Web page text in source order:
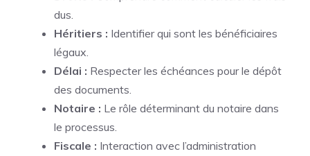
dus.
Héritiers : Identifier qui sont les bénéficiaires
légaux.
Délai : Respecter les échéances pour le dépôt
des documents.
Notaire : Le rôle déterminant du notaire dans
le processus.
Fiscale : Interaction avec l’administration